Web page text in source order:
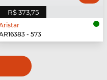
R$ 373,75
- 573